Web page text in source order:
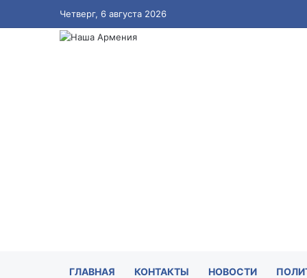
Четверг, 6 августа 2026
ГЛАВНАЯ КОНТАКТЫ НОВОСТИ